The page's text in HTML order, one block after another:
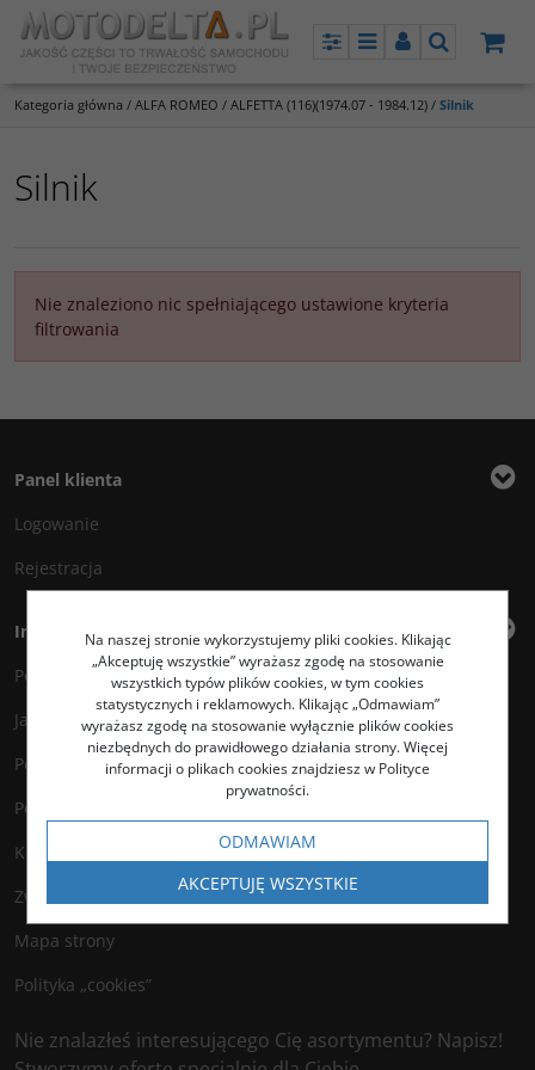
PanelMenuPanelSzukaj
Kategoria główna / ALFA ROMEO / ALFETTA (116)(1974.07 - 1984.12) / Silnik
Silnik
Nie znaleziono nic spełniającego ustawione kryteria
filtrowania
Panel klienta
Logowanie
Rejestracja
Informacje
Polityka prywatności
Jak kupować?
Polityka legalności
Polityka antyspamowa
Kontakt
Zwroty
Mapa strony
Polityka „cookies”
Nie znalazłeś interesującego Cię asortymentu? Napisz!
Na naszej stronie wykorzystujemy pliki cookies. Klikając
„Akceptuję wszystkie” wyrażasz zgodę na stosowanie
wszystkich typów plików cookies, w tym cookies
statystycznych i reklamowych. Klikając „Odmawiam”
wyrażasz zgodę na stosowanie wyłącznie plików cookies
niezbędnych do prawidłowego działania strony. Więcej
informacji o plikach cookies znajdziesz w Polityce
prywatności.
ODMAWIAM
AKCEPTUJĘ WSZYSTKIE